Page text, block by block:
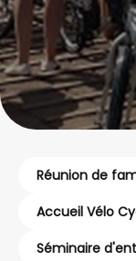
Accueil Vélo
Séminaire